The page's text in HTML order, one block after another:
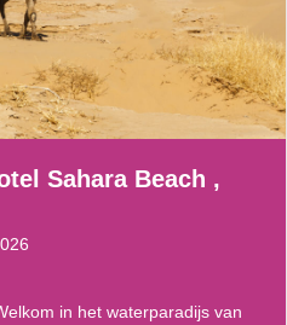
Sahara Beach ,
in het waterparadijs van